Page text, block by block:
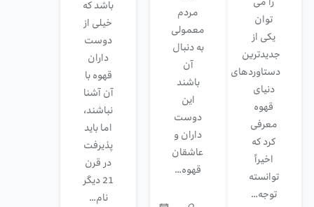
را می
توان
یکی از
جدیدترین
دستاوردهای
دنیای
قهوه
معرفی
کرد که
اخیراً
توانسته
توجه…
مردم
معمولی
به دنبال
آن
باشند
این
دوست
داران و
عاشقان
قهوه…
باشد که
خیلی از
دوست
داران
قهوه با
آن آشنا
نباشند،
اما باید
پذیرفت
در قرن
21 دیگر
نام…